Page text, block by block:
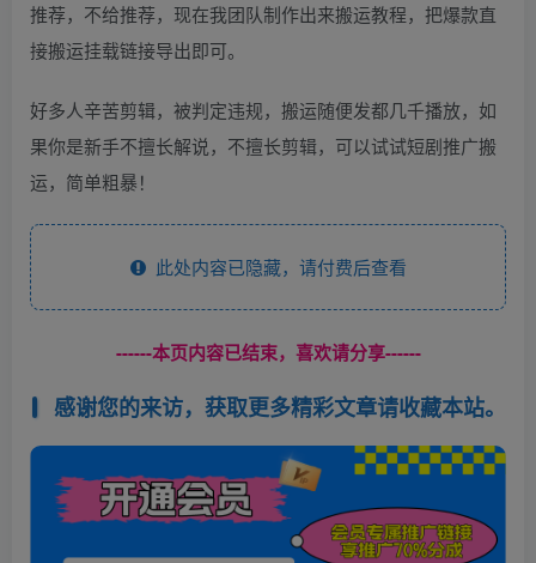
推荐，不给推荐，现在我团队制作出来搬运教程，把爆款直
接搬运挂载链接导出即可。
好多人辛苦剪辑，被判定违规，搬运随便发都几千播放，如
果你是新手不擅长解说，不擅长剪辑，可以试试短剧推广搬
运，简单粗暴！
此处内容已隐藏，请付费后查看
------本页内容已结束，喜欢请分享------
感谢您的来访，获取更多精彩文章请收藏本站。